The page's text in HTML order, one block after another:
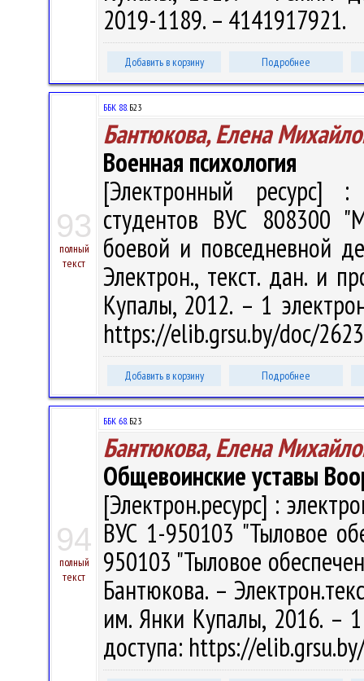
2019-1189. – 4141917921.
Добавить в корзину Подробнее
93
полный
текст
ББК 88.Б23
Бантюкова, Елена
Военная психология
[Электронный ресурс] :
студентов ВУС 808300
боевой и повседневной
Электрон., текст. дан. и
Купалы, 2012. – 1
https://elib.grsu.by/doc/
Добавить в корзину Подробнее
94
полный
текст
ББК 68.Б23
Бантюкова, Елена
Общевоинские уставы
[Электрон.ресурс] :
ВУС 1-950103 "Тыловое
950103 "Тыловое
Бантюкова. –
им. Янки Купалы, 2016. –
доступа: https://